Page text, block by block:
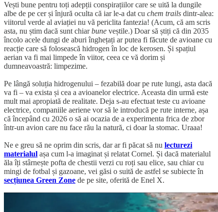
Vești bune pentru toți adepții conspirațiilor care se uită la dungile
albe de pe cer și înjură oculta că iar le-a dat cu chem trails dintr-alea:
viitorul verde al aviației nu vă periclita fantezia! (Acum, că am scris
asta, nu știm dacă sunt chiarbune veștile.) Doar să știți că din 2035
încolo acele dungi de aburi înghețați ar putea fi făcute de avioane cu
reacție care să folosească hidrogen în loc de kerosen. Și spațiul
aerian va fi mai limpede în viitor, ceea ce vă dorim și
dumneavoastră: limpezime.
Pe lângă soluția hidrogenului – fezabilă doar pe rute lungi, asta dacă
va fi – va exista și cea a avioanelor electrice. Aceasta din urmă este
mult mai apropiată de realitate. Deja s-au efectuat teste cu avioane
electrice, companiile aeriene vor să le introducă pe rute interne, așa
că începând cu 2026 o să ai ocazia de a experimenta frica de zbor
într-un avion care nu face rău la natură, ci doar la stomac. Uraaa!
Ne e greu să ne oprim din scris, dar ar fi păcat să nu lecturezi
materialul așa cum l-a imaginat și relatat Cornel. Și dacă materialul
ăla îți stârnește pofta de chestii verzi cu roți sau elice, sau chiar cu
mingi de fotbal și gazoane, vei găsi o suită de astfel se subiecte în
secțiunea Green Zone de pe site, oferită de Enel X.